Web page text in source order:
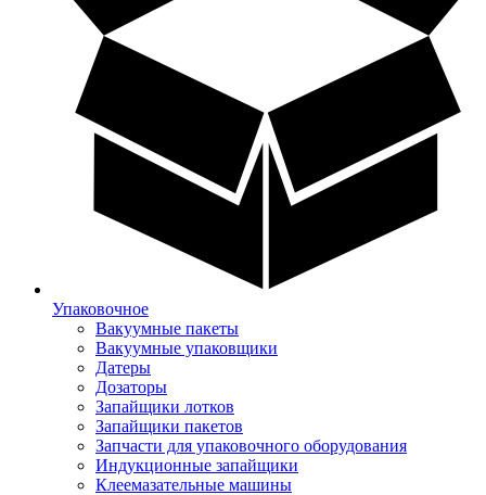
Упаковочное
Вакуумные пакеты
Вакуумные упаковщики
Датеры
Дозаторы
Запайщики лотков
Запайщики пакетов
Запчасти для упаковочного оборудования
Индукционные запайщики
Клеемазательные машины